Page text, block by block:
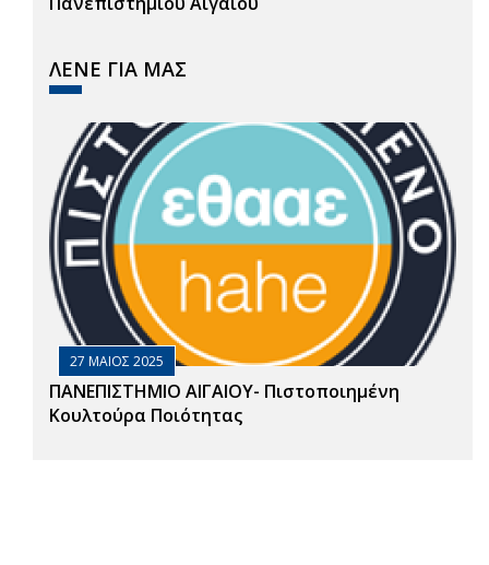
ΛΕΝΕ ΓΙΑ ΜΑΣ
27 ΜΑΙΟΣ 2025
ΠΑΝΕΠΙΣΤΗΜΙΟ ΑΙΓΑΙΟΥ- Πιστοποιημένη
Κουλτούρα Ποιότητας